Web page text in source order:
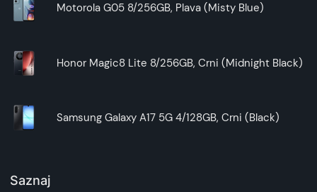
Motorola G05 8/256GB, Plava (Misty Blue)
Honor Magic8 Lite 8/256GB, Crni (Midnight Black)
Samsung Galaxy A17 5G 4/128GB, Crni (Black)
Saznaj